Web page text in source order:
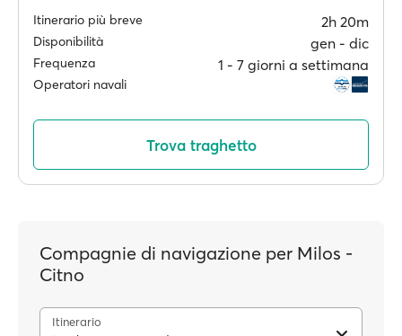
Itinerario più breve 2h 20m
Disponibilità gen ‐ dic
Frequenza 1 ‐ 7 giorni a settimana
Operatori navali
Trova traghetto
Compagnie di navigazione per Milos -
Citno
Itinerario